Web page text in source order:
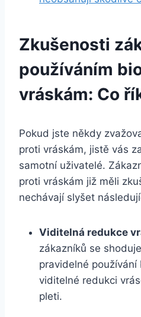
Zkušenosti
používáním⁢
vráskám: Co⁤
Pokud jste někdy
proti vráskám, jistě vás
samotní uživatelé.
proti vráskám již měli
nechávají ​slyšet
Viditelná redukce
zákazníků se⁢
pravidelné
viditelné redukci
pleti.